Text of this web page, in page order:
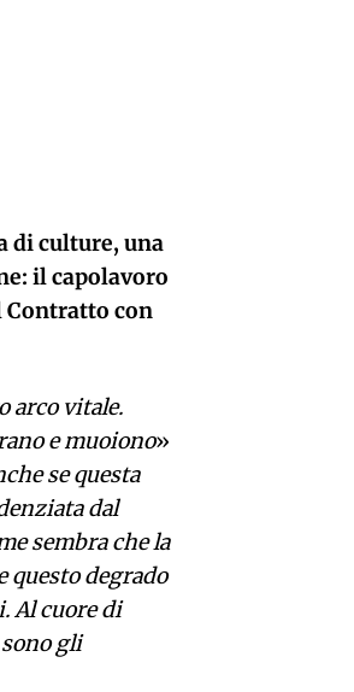
di culture, una
il capolavoro
Contratto con
arco vitale.
e muoiono»
se questa
dal
sembra che la
questo degrado
Al cuore di
gli